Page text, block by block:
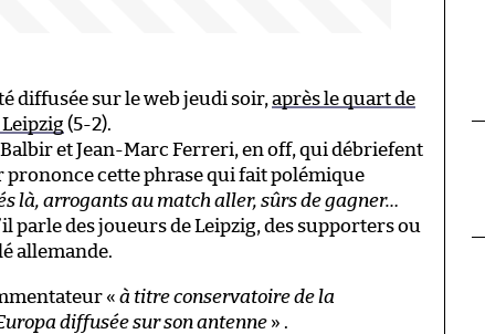
diffusée sur le web jeudi soir, après le quart de
(5-2).
et Jean-Marc Ferreri, en off, qui débriefent
prononce cette phrase qui fait polémique
là, arrogants au match aller, sûrs de gagner…
parle des joueurs de Leipzig, des supporters ou
allemande.
« à titre conservatoire de la
diffusée sur son antenne » .